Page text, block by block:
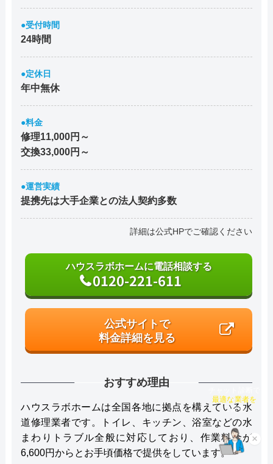
●受付時間
24時間
●定休日
年中無休
●料金
修理11,000円～
交換33,000円～
●運営実績
提携先は大手企業との法人契約多数
詳細は公式HPでご確認ください
ハウスラボホームに電話相談する
0120-221-611
公式サイトで
料金詳細を見る
おすすめ理由
ハウスラボホームは全国各地に拠点を構えている水
道修理業者です。トイレ、キッチン、浴室などの水
まわりトラブル全般に対応しており、作業料金が
6,600円からとお手頃価格で提供をしています。
×
チャット診断で
最適な業者を
ご提案